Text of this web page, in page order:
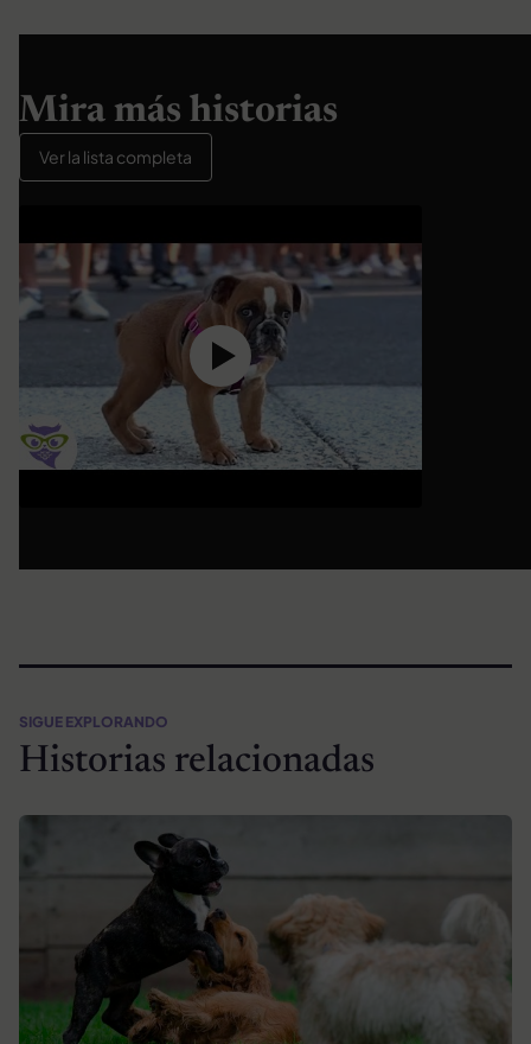
Mira más historias
Ver la lista completa
SIGUE EXPLORANDO
Historias relacionadas